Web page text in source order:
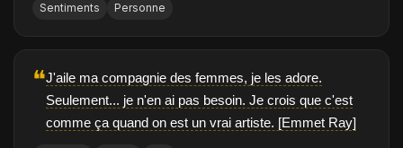
Sentiments Personne
❝J'aile ma compagnie des femmes, je les adore.
Seulement... je n'en ai pas besoin. Je crois que c'est
comme ça quand on est un vrai artiste. [Emmet Ray]